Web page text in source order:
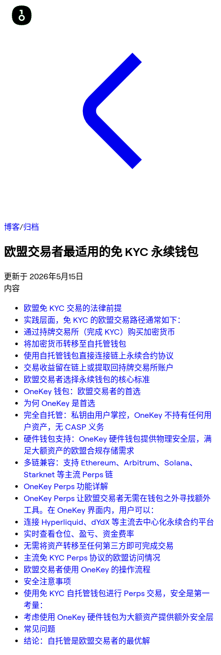
博客/归档
欧盟交易者最适用的免 KYC 永续钱包
更新于 2026年5月15日
内容
欧盟免 KYC 交易的法律前提
实践层面，免 KYC 的欧盟交易路径通常如下：
通过持牌交易所（完成 KYC）购买加密货币
将加密货币转移至自托管钱包
使用自托管钱包直接连接链上永续合约协议
交易收益留在链上或提取回持牌交易所账户
欧盟交易者选择永续钱包的核心标准
OneKey 钱包：欧盟交易者的首选
为何 OneKey 是首选
完全自托管：私钥由用户掌控，OneKey 不持有任何用
户资产，无 CASP 义务
硬件钱包支持：OneKey 硬件钱包提供物理安全层，满
足大额资产的欧盟合规存储需求
多链兼容：支持 Ethereum、Arbitrum、Solana、
Starknet 等主流 Perps 链
OneKey Perps 功能详解
OneKey Perps 让欧盟交易者无需在钱包之外寻找额外
工具。在 OneKey 界面内，用户可以：
连接 Hyperliquid、dYdX 等主流去中心化永续合约平台
实时查看仓位、盈亏、资金费率
无需将资产转移至任何第三方即可完成交易
主流免 KYC Perps 协议的欧盟访问情况
欧盟交易者使用 OneKey 的操作流程
安全注意事项
使用免 KYC 自托管钱包进行 Perps 交易，安全是第一
考量：
考虑使用 OneKey 硬件钱包为大额资产提供额外安全层
常见问题
结论：自托管是欧盟交易者的最优解